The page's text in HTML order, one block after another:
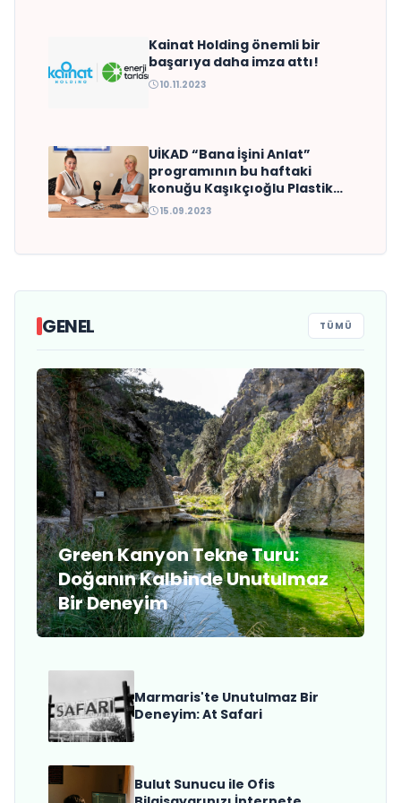
Kainat Holding önemli bir
başarıya daha imza attı!
10.11.2023
UİKAD “Bana İşini Anlat”
programının bu haftaki
konuğu Kaşıkçıoğlu Plastik
San.ve Dış Tic. Ltd. Şti.Ceo’su
15.09.2023
GENEL TÜMÜ
Green Kanyon Tekne Turu:
Doğanın Kalbinde Unutulmaz
Bir Deneyim
Marmaris'te Unutulmaz Bir
Deneyim: At Safari
Bulut Sunucu ile Ofis